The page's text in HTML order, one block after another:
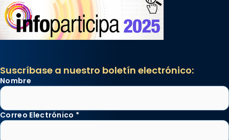
Suscríbase a nuestro boletín electrónico:
Nombre
Correo Electrónico *